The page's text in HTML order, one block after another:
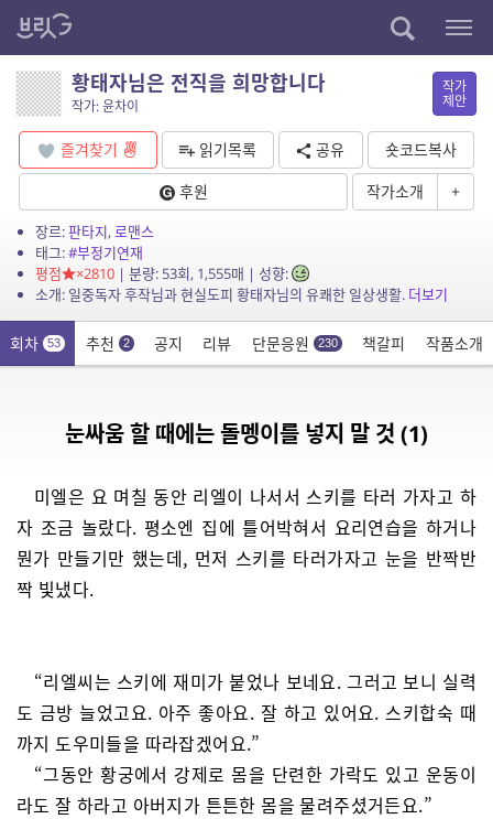
황태자님은 전직을 희망합니다
작가: 윤차이
작가
제안
즐겨찾기 읽기목록 공유
숏코드복사
후원
작가소개 +
장르:판타지,로맨스
태그:#부정기연재
평점
×2810| 분량: 53회, 1,555매 | 성향:
소개: 일중독자 후작님과 현실도피 황태자님의 유쾌한 일상생활. 더보기
회차 53 추천 2 공지 리뷰 단문응원 230 책갈피 작품소개
눈싸움 할 때에는 돌멩이를 넣지 말 것 (1)
미엘은 요 며칠 동안 리엘이 나서서 스키를 타러 가자고 하
자 조금 놀랐다. 평소엔 집에 틀어박혀서 요리연습을 하거나
뭔가 만들기만 했는데, 먼저 스키를 타러가자고 눈을 반짝반
짝 빛냈다.
“리엘씨는 스키에 재미가 붙었나 보네요. 그러고 보니 실력
도 금방 늘었고요. 아주 좋아요. 잘 하고 있어요. 스키합숙 때
까지 도우미들을 따라잡겠어요.”
“그동안 황궁에서 강제로 몸을 단련한 가락도 있고 운동이
라도 잘 하라고 아버지가 튼튼한 몸을 물려주셨거든요.”